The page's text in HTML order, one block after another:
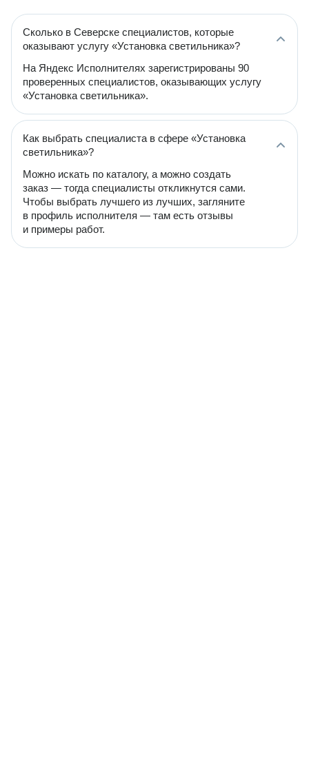
Сколько в Северске специалистов, которые
оказывают услугу «Установка светильника»?
На Яндекс Исполнителях зарегистрированы 90
проверенных специалистов, оказывающих услугу
«Установка светильника».
Как выбрать специалиста в сфере «Установка
светильника»?
Можно искать по каталогу, а можно создать
заказ — тогда специалисты откликнутся сами.
Чтобы выбрать лучшего из лучших, загляните
в профиль исполнителя — там есть отзывы
и примеры работ.